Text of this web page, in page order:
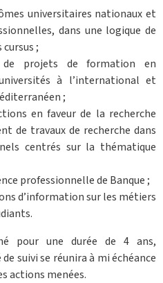
universitaires nationaux et
dans une logique de
;
de projets de formation en
à l’international et
;
en faveur de la recherche
de travaux de recherche dans
centrés sur la thématique
professionnelle de Banque ;
d’information sur les métiers
pour une durée de 4 ans,
suivi se réunira à mi échéance
actions menées.